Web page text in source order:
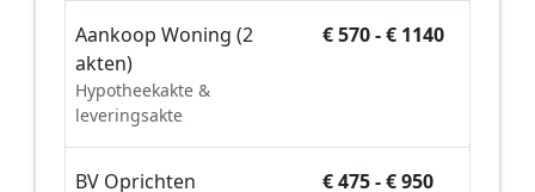
Aankoop Woning (2
akten)
Hypotheekakte &
leveringsakte
€ 570 - € 1140
BV Oprichten € 475 - € 950